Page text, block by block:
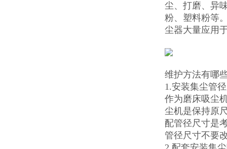
尘、打磨、异
粉、塑料粉等
尘器大量应用
维护方法有哪
1.安装集尘管
作为磨床吸尘
尘机是保持原
配管径尺寸是
管径尺寸不要